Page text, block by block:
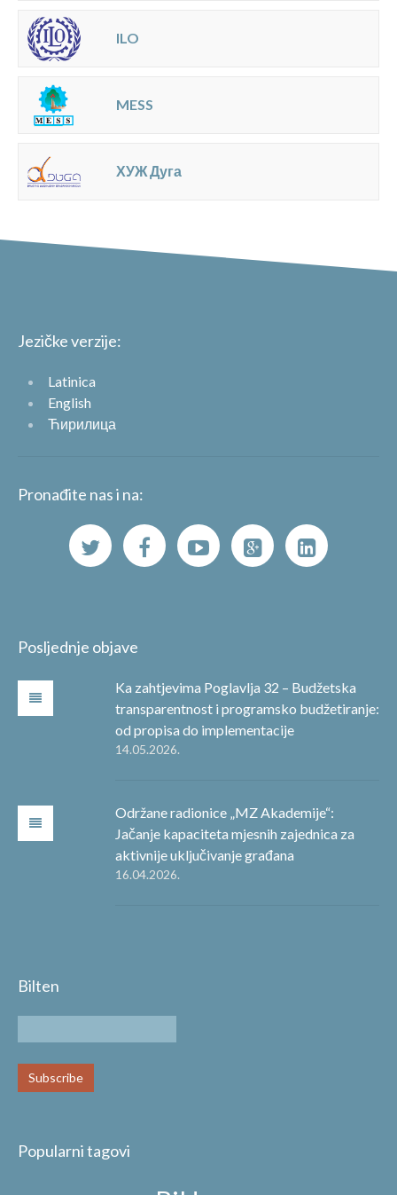
ILO
MESS
ХУЖ Дуга
Jezičke verzije:
Latinica
English
Ћирилица
Pronađite nas i na:
Posljednje objave
Ka zahtjevima Poglavlja 32 – Budžetska
transparentnost i programsko budžetiranje:
od propisa do implementacije
14.05.2026.
Održane radionice „MZ Akademije“:
Jačanje kapaciteta mjesnih zajednica za
aktivnije uključivanje građana
16.04.2026.
Bilten
Popularni tagovi